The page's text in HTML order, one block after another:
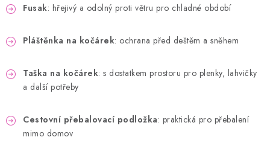
Fusak: hřejivý a odolný proti větru pro chladné období
Pláštěnka na kočárek: ochrana před deštěm a sněhem
Taška na kočárek: s dostatkem prostoru pro plenky, lahvičky
a další potřeby
Cestovní přebalovací podložka: praktická pro přebalení
mimo domov